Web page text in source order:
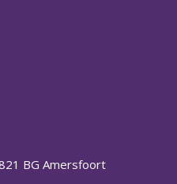
BG Amersfoort